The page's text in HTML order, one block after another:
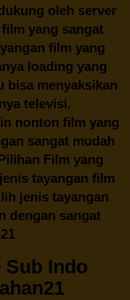
oleh server
yang sangat
film yang
loading yang
bisa menyaksikan
televisi.
nonton film yang
sangat mudah
Film yang
tayangan film
jenis tayangan
dengan sangat
Sub Indo